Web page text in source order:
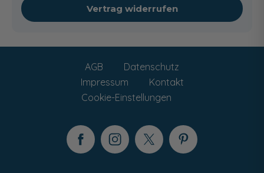
Vertrag widerrufen
AGB
Datenschutz
Impressum
Kontakt
Cookie-Einstellungen